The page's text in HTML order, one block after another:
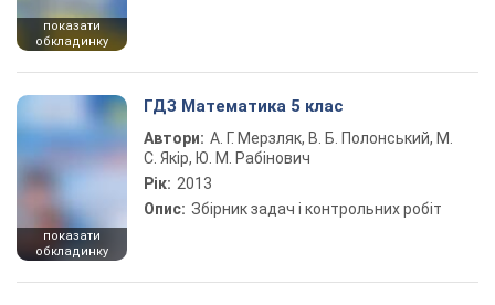
показати
обкладинку
показати
обкладинку
ГДЗ Математика 5 клас
Автори: А. Г. Мерзляк, В. Б. Полонський, М.
С. Якір, Ю. М. Рабінович
Рік: 2013
Опис: Збірник задач і контрольних робіт